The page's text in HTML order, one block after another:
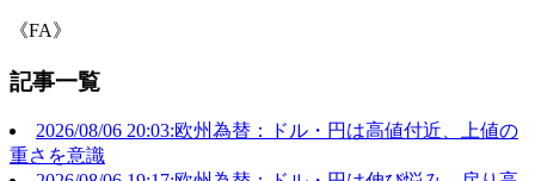
《FA》
記事一覧
2026/08/06 20:03:欧州為替：ドル・円は高値付近、上値の
重さを意識